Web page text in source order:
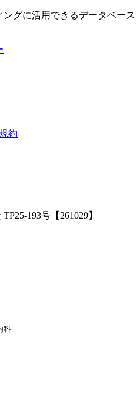
グに活用できるデータベース
約
193号【261029】
科